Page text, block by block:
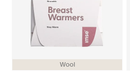
Wool